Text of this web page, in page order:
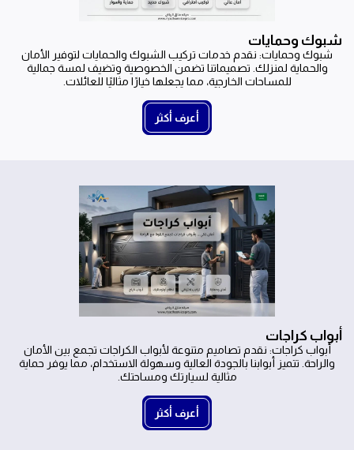
شبوك وحمايات
شبوك وحمايات: نقدم خدمات تركيب الشبوك والحمايات لتوفير الأمان
والحماية لمنزلك. تصميماتنا تضمن الخصوصية وتضيف لمسة جمالية
للمساحات الخارجية، مما يجعلها خيارًا مثاليًا للعائلات.
أعرف أكثر
أبواب كراجات
أبواب كراجات: نقدم تصاميم متنوعة لأبواب الكراجات تجمع بين الأمان
والراحة. تتميز أبوابنا بالجودة العالية وسهولة الاستخدام، مما يوفر حماية
مثالية لسيارتك ومساحتك.
أعرف أكثر